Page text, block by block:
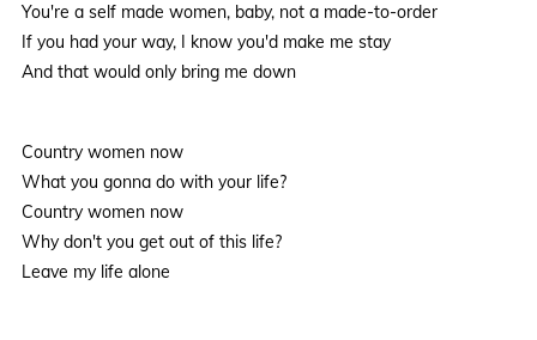
You're a self made women, baby, not a made-to-order
If you had your way, I know you'd make me stay
And that would only bring me down
Country women now
What you gonna do with your life?
Country women now
Why don't you get out of this life?
Leave my life alone